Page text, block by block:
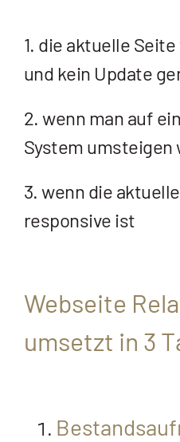
1. die aktuelle
und kein Update
2. wenn man auf
System umsteigen
3. wenn die
responsive ist
Webseite
umsetzt in 3